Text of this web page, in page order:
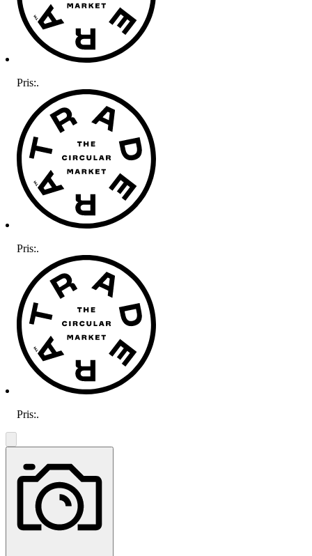
Pris:.
Pris:.
Pris:.